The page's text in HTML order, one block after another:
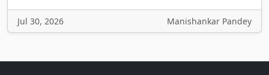
Jul 30, 2026 Manishankar Pandey